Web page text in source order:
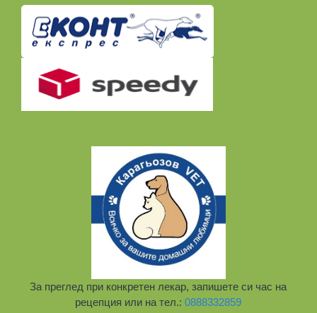
За преглед при конкретен лекар, запишете си час на
рецепция или на тел.:0888332859